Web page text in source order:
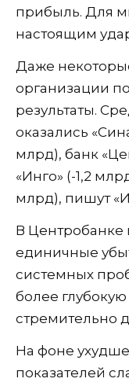
прибыль. Для
настоящим
Даже
организации
результаты.
оказались
млрд), банк
«Инго» (-1,2
млрд), пишут
В Центробанке
единичные
системных
более
стремительно
На фоне
показателей